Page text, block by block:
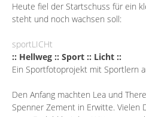
Heute fiel der Startschuss für ein
steht und noch wachsen soll:
sportLICHt
:: Hellweg :: Sport :: Licht ::
Ein Sportfotoprojekt mit Sportlern
Den Anfang machten Lea und
Spenner Zement in Erwitte. Vielen